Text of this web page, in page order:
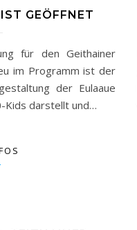
GEÖFFNET
für den Geithainer
im Programm ist der
der Eulaaue
Kids darstellt und…